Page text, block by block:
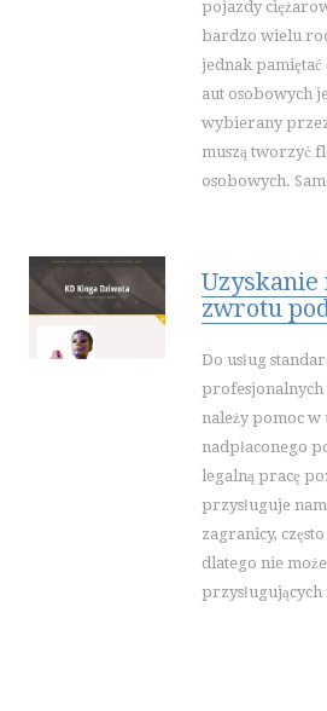
pojazdy
bardzo wielu
jednak pamiętać
aut osobowych
wybierany
muszą tworzyć
osobowych.
Uzyskanie
zwrotu
Do usług
należy pomoc
nadpłaconego
legalną pracę
przysługuje
zagranicy,
dlatego nie